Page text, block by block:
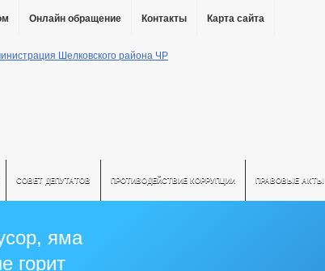
Онлайн обращение Контакты Карта сайта
СОВЕТ ДЕПУТАТОВ ПРОТИВОДЕЙСТВИЕ КОРРУПЦИИ ПРАВОВЫЕ АКТЫ
яма
горит